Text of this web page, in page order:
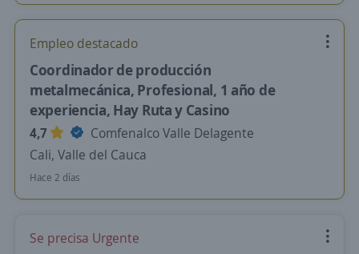
Empleo destacado
Coordinador de producción
metalmecánica, Profesional, 1 año de
experiencia, Hay Ruta y Casino
4,7
Comfenalco Valle Delagente
Cali, Valle del Cauca
Hace 2 días
Se precisa Urgente